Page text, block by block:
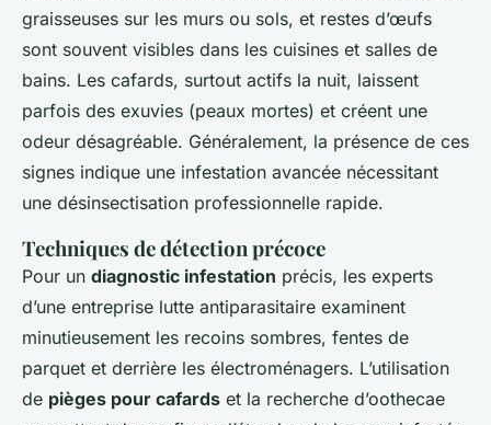
graisseuses sur les murs ou sols, et restes d’œufs
sont souvent visibles dans les cuisines et salles de
bains. Les cafards, surtout actifs la nuit, laissent
parfois des exuvies (peaux mortes) et créent une
odeur désagréable. Généralement, la présence de ces
signes indique une infestation avancée nécessitant
une désinsectisation professionnelle rapide.
Techniques de détection précoce
Pour un diagnostic infestation précis, les experts
d’une entreprise lutte antiparasitaire examinent
minutieusement les recoins sombres, fentes de
parquet et derrière les électroménagers. L’utilisation
de pièges pour cafards et la recherche d’oothecae